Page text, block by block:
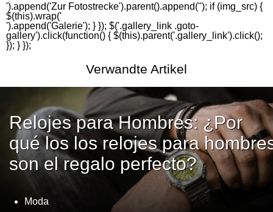
').append('Zur Fotostrecke').parent().append(''); if (img_src) {
$(this).wrap('
').append('Galerie'); } }); $('.gallery_link .goto-
gallery').click(function() { $(this).parent('.gallery_link').click();
}); } });
Verwandte Artikel
Relojes para Hombres: ¿Por
qué los los relojes para
son el regalo perfecto?
Moda